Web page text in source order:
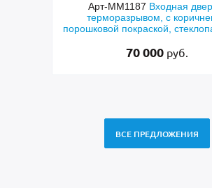
Арт-ММ1187Входная дверь с
терморазрывом, с коричневой
порошковой покраской, стеклопакетом и
70 000руб.
ВСЕ ПРЕДЛОЖЕНИЯ